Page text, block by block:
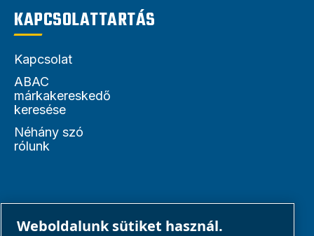
KAPCSOLATTARTÁS
Kapcsolat
ABAC
márkakereskedő
keresése
Néhány szó
rólunk
PARTNEREK
Weboldalunk sütiket használ.